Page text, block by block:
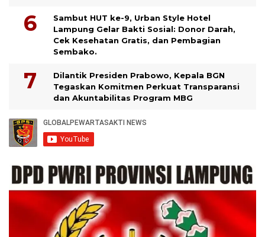
Sambut HUT ke-9, Urban Style Hotel
Lampung Gelar Bakti Sosial: Donor Darah,
Cek Kesehatan Gratis, dan Pembagian
Sembako.
Dilantik Presiden Prabowo, Kepala BGN
Tegaskan Komitmen Perkuat Transparansi
dan Akuntabilitas Program MBG